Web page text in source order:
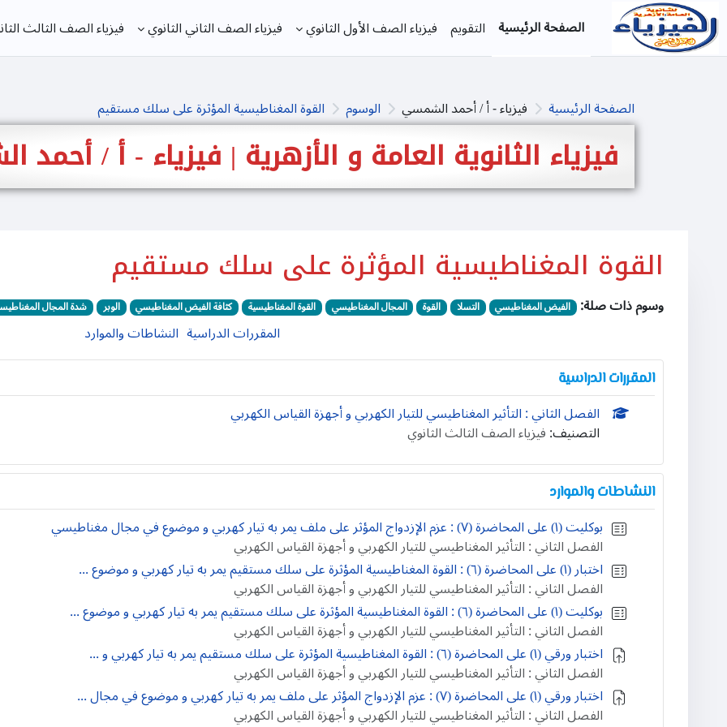
تخطى إلى المحتوى الرئيسي
الصفحة الرئيسية التقويم فيزياء الصف الأول الثانوي فيزياء الصف الثاني الثانوي فيزياء الصف الثالث
الصفحة الرئيسية فيزياء - أ / أحمد الشمسي الوسوم القوة المغناطيسية المؤثرة على سلك مستقيم
فيزياء الثانوية العامة و الأزهرية | فيزياء - أ /
القوة المغناطيسية المؤثرة على سلك مستقيم
وسوم ذات صلة: الفيض المغناطيسي التسلا القوة المجال المغناطيسي القوة المغناطيسية كثافة الفيض المغناطيسي الوبر شدة المجال
المقررات الدراسية النشاطات والموارد
المقررات الدراسية
الفصل الثاني : التأثير المغناطيسي للتيار الكهربي و أجهزة القياس الكهربي
التصنيف:فيزياء الصف الثالث الثانوي
النشاطات والموارد
بوكليت (۱) على المحاضرة (٧) : عزم الإزدواج المؤثر على ملف يمر به تيار كهربي و موضوع في مجال مغناطيسي
الفصل الثاني : التأثير المغناطيسي للتيار الكهربي و أجهزة القياس الكهربي
اختبار (۱) على المحاضرة (٦) : القوة المغناطيسية المؤثرة على سلك مستقيم يمر به تيار كهربي و موضوع ...
الفصل الثاني : التأثير المغناطيسي للتيار الكهربي و أجهزة القياس الكهربي
بوكليت (۱) على المحاضرة (٦) : القوة المغناطيسية المؤثرة على سلك مستقيم يمر به تيار كهربي و موضوع ...
الفصل الثاني : التأثير المغناطيسي للتيار الكهربي و أجهزة القياس الكهربي
اختبار ورقي (۱) على المحاضرة (٦) : القوة المغناطيسية المؤثرة على سلك مستقيم يمر به تيار كهربي و ...
الفصل الثاني : التأثير المغناطيسي للتيار الكهربي و أجهزة القياس الكهربي
اختبار ورقي (۱) على المحاضرة (٧) : عزم الإزدواج المؤثر على ملف يمر به تيار كهربي و موضوع في مجال ...
الفصل الثاني : التأثير المغناطيسي للتيار الكهربي و أجهزة القياس الكهربي